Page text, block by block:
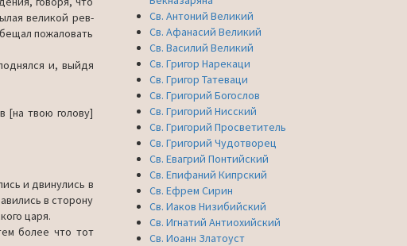
великой рев­
пожало­вать
и, выйдя
[на твою голову]
и дви­нулись в
в сторону
царя.
более что тот
Св. Антоний Великий
Св. Афанасий Великий
Св. Василий Великий
Св. Григор Нарекаци
Св. Григор Татеваци
Св. Григорий Богослов
Св. Григорий Нисский
Св. Григорий Просветитель
Св. Григорий Чудотворец
Св. Евагрий Понтийский
Св. Епифаний Кипрский
Св. Ефрем Сирин
Св. Иаков Низибийский
Св. Игнатий Антиохийский
Св. Иоанн Златоуст